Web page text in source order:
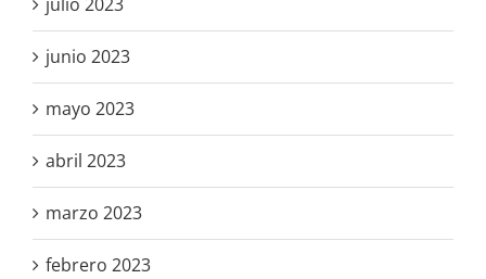
julio 2023
junio 2023
mayo 2023
abril 2023
marzo 2023
febrero 2023